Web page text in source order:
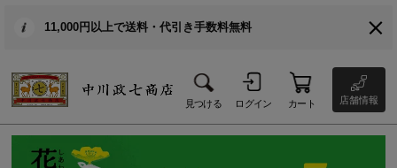
11,000円以上で送料・代引き手数料無料
見つける ログイン カート 店舗情報